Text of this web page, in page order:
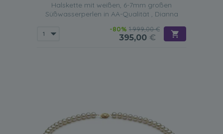
Halskette mit weißen, 6-7mm großen
Süßwasserperlen in AA-Qualität , Dianna
-80% 1.999,00 €
395,00 €